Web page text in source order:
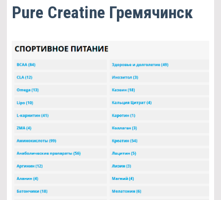
Pure Creatine Гремячинск